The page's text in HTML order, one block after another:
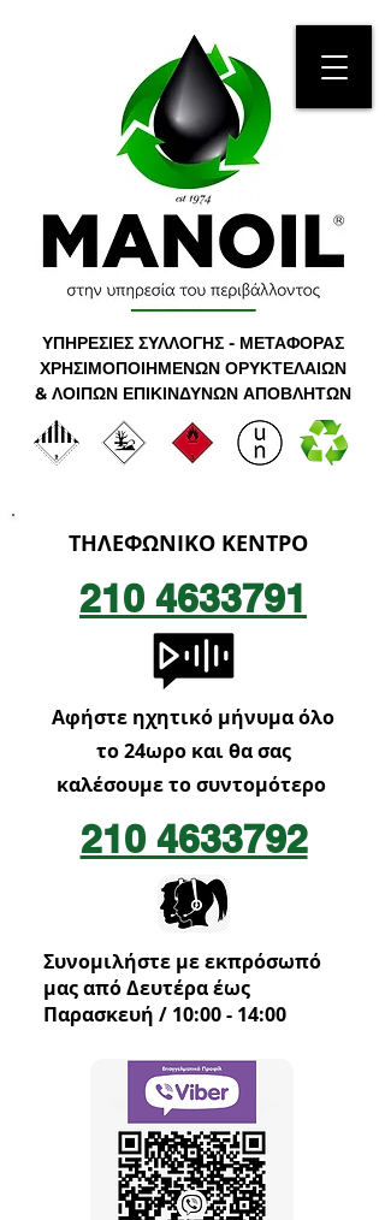
ΥΠΗΡΕΣΙΕΣ ΣΥΛΛΟΓΗΣ - ΜΕΤΑΦΟΡΑΣ
ΧΡΗΣΙΜΟΠΟΙΗΜΕΝΩΝ ΟΡΥΚΤΕΛΑΙΩΝ
& ΛΟΙΠΩΝ ΕΠΙΚΙΝΔΥΝΩΝ ΑΠΟΒΛΗΤΩΝ
ΤΗΛΕΦΩΝΙΚΟ ΚΕΝΤΡΟ
210 4633791
Αφήστε ηχητικό μήνυμα όλο
το 24ωρο και θα σας
καλέσουμε το συντομότερο
210 4633792
Συνομιλήστε με εκπρόσωπό
μας από Δευτέρα έως
Παρασκευή / 10:00 - 14:00